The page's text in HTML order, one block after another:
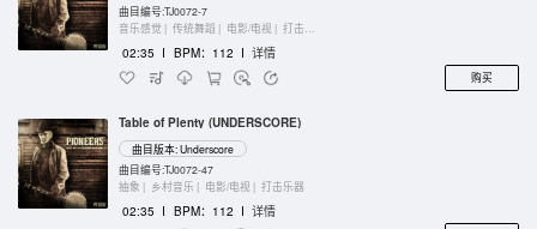
曲目编号:TJ0072-7
音乐感觉 | 传统舞蹈 | 电影/电视 | 打击乐器
02:35 I BPM：112 I 详情
购买
Table of Plenty (UNDERSCORE)
曲目版本: Underscore
曲目编号:TJ0072-47
抽象 | 乡村音乐 | 电影/电视 | 打击乐器
02:35 I BPM：112 I 详情